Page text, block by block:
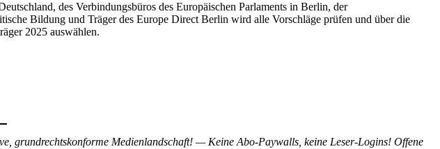
des Verbindungsbüros des Europäischen Parlaments in Berlin, der
Bildung und Träger des Europe Direct Berlin wird alle Vorschläge prüfen und über die
2025 auswählen.
grundrechtskonforme Medienlandschaft! — Keine Abo-Paywalls, keine Leser-Logins! Offene